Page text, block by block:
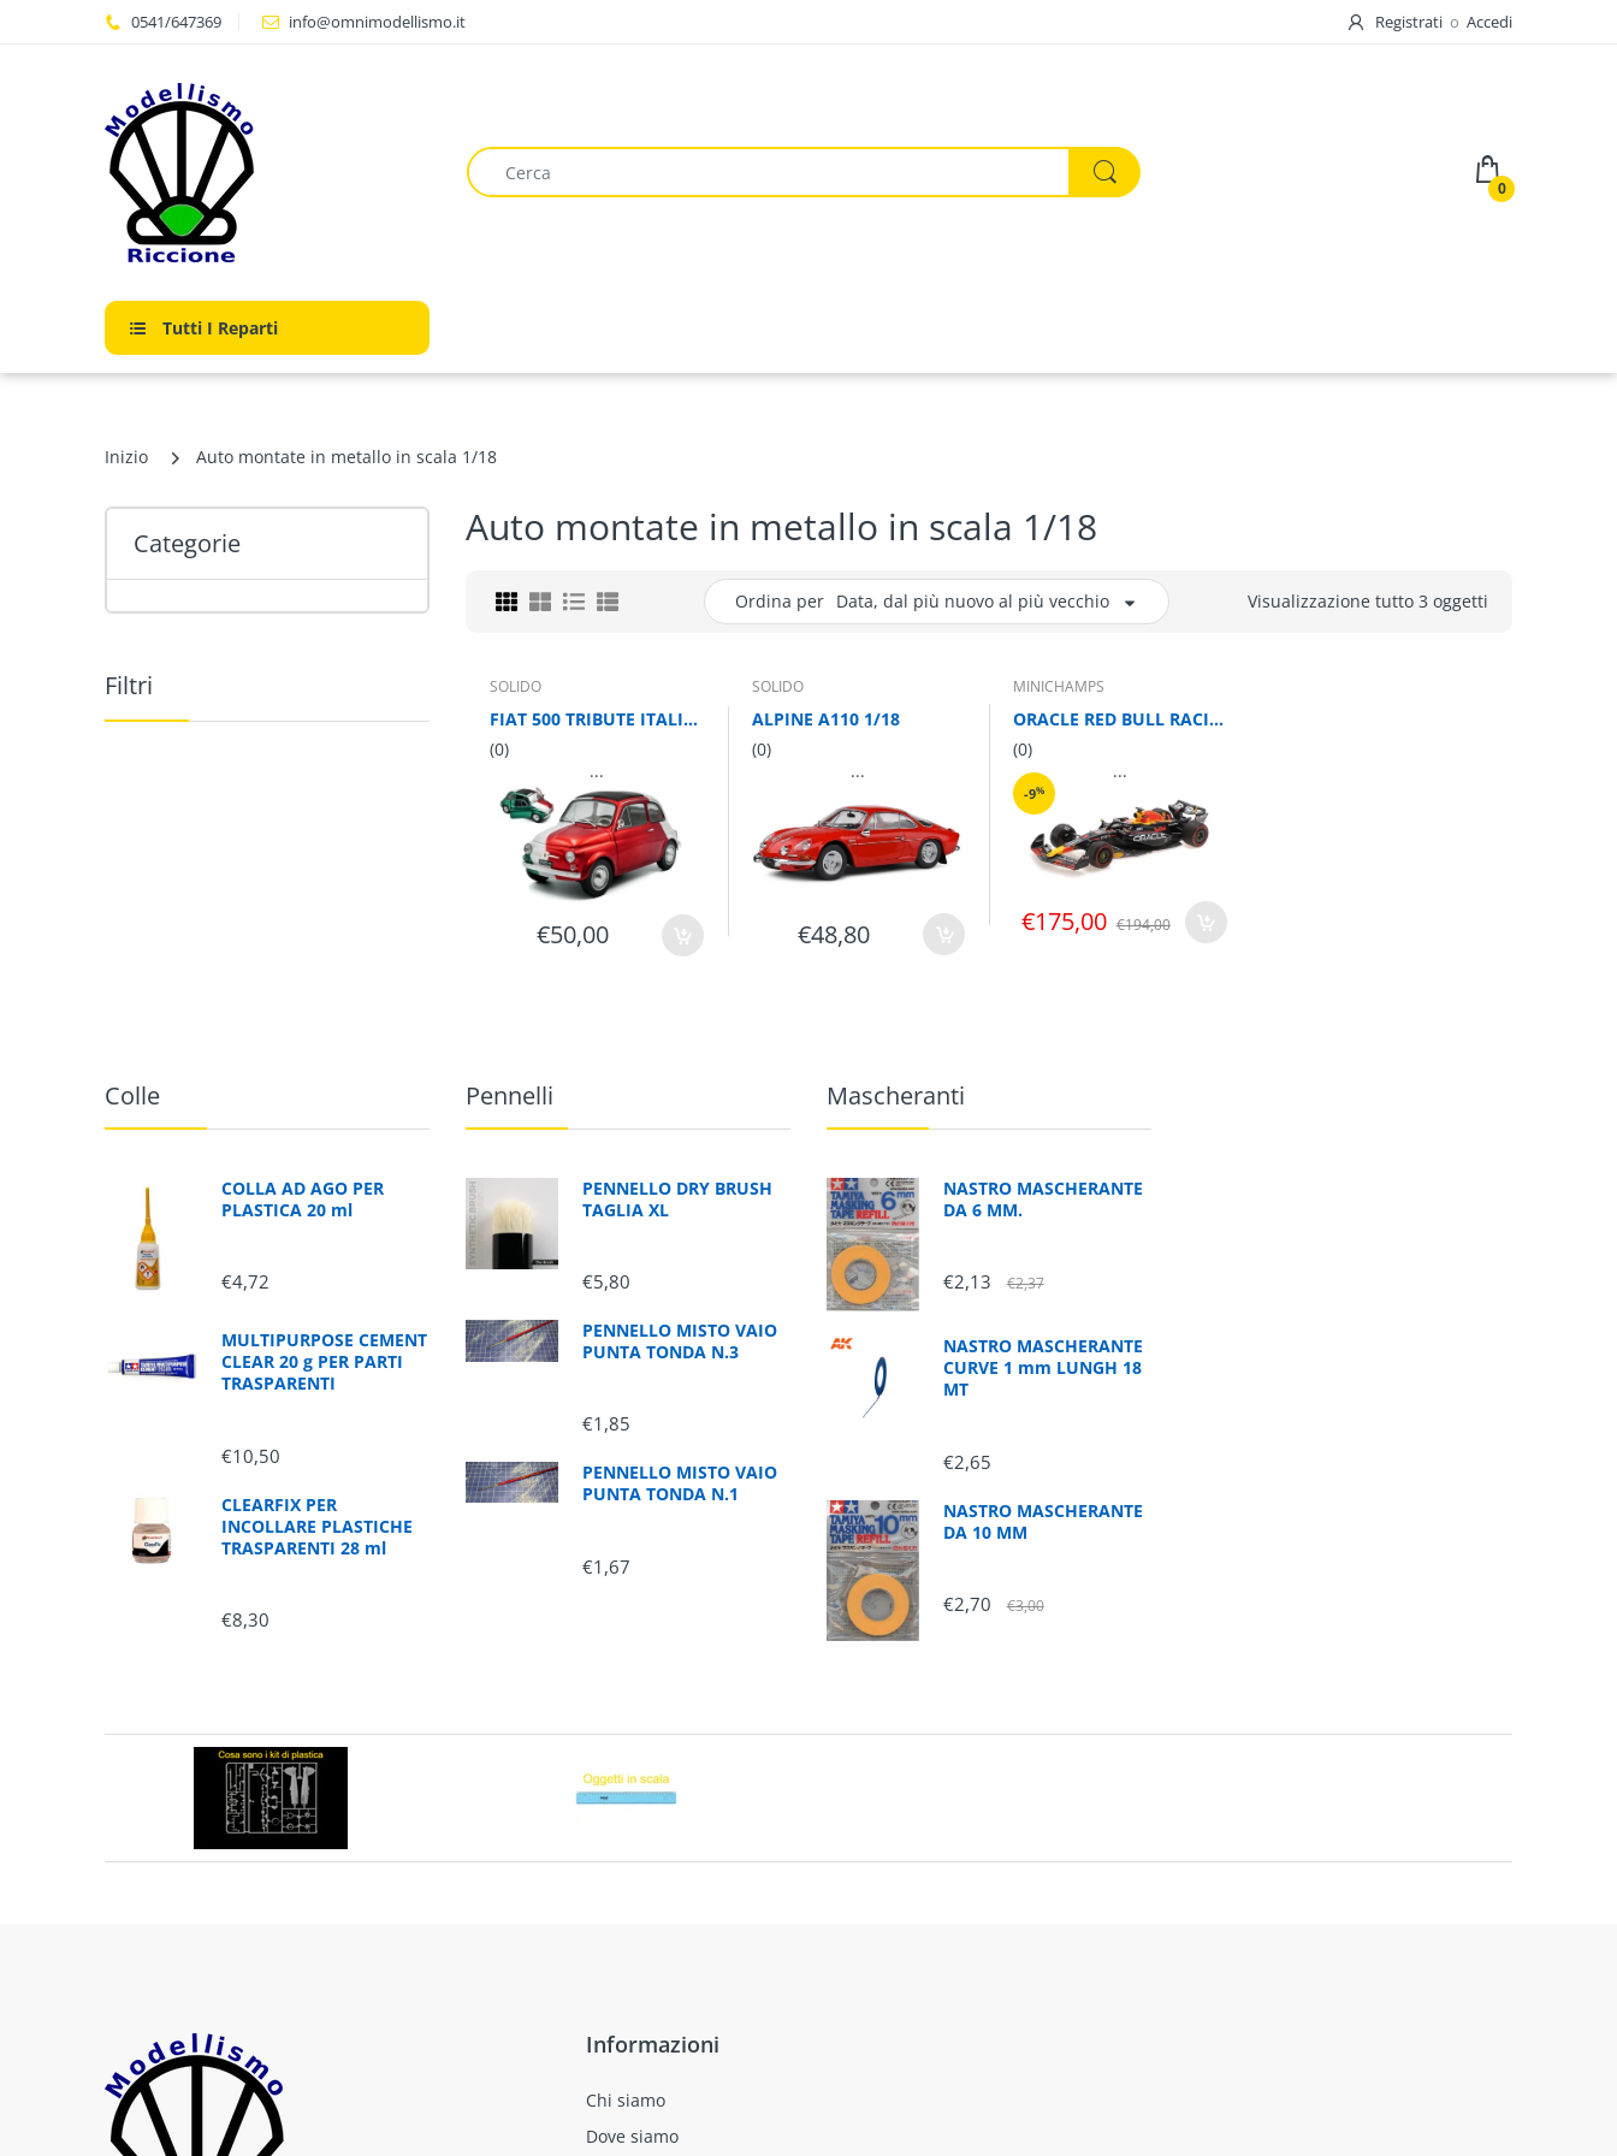
0541/647369 info@omnimodellismo.it Registrati o Accedi
0
Tutti I Reparti
Inizio Auto montate in metallo in scala 1/18
Categorie
Filtri
Auto montate in metallo in scala 1/18
Ordina per Data, dal più nuovo al più vecchio Visualizzazione tutto 3 oggetti
SOLIDO
FIAT 500 TRIBUTE ITALIAN LIVERY 1965 1/18
(0)
...
€50,00
SOLIDO
ALPINE A110 1/18
(0)
...
€48,80
MINICHAMPS
ORACLE RED BULL RACING RB19 WINNER BAHRAIN GP2023 VERSTAPPEN 1/18
(0)
...
-9%
€175,00 €194,00
Colle
COLLA AD AGO PER
PLASTICA 20 ml
€4,72
MULTIPURPOSE CEMENT
CLEAR 20 g PER PARTI
TRASPARENTI
€10,50
CLEARFIX PER
INCOLLARE PLASTICHE
TRASPARENTI 28 ml
€8,30
Pennelli
PENNELLO DRY BRUSH
TAGLIA XL
€5,80
PENNELLO MISTO VAIO
PUNTA TONDA N.3
€1,85
PENNELLO MISTO VAIO
PUNTA TONDA N.1
€1,67
Mascheranti
NASTRO MASCHERANTE
DA 6 MM.
€2,13 €2,37
NASTRO MASCHERANTE
CURVE 1 mm LUNGH 18
MT
€2,65
NASTRO MASCHERANTE
DA 10 MM
€2,70 €3,00
Informazioni
Chi siamo
Dove siamo